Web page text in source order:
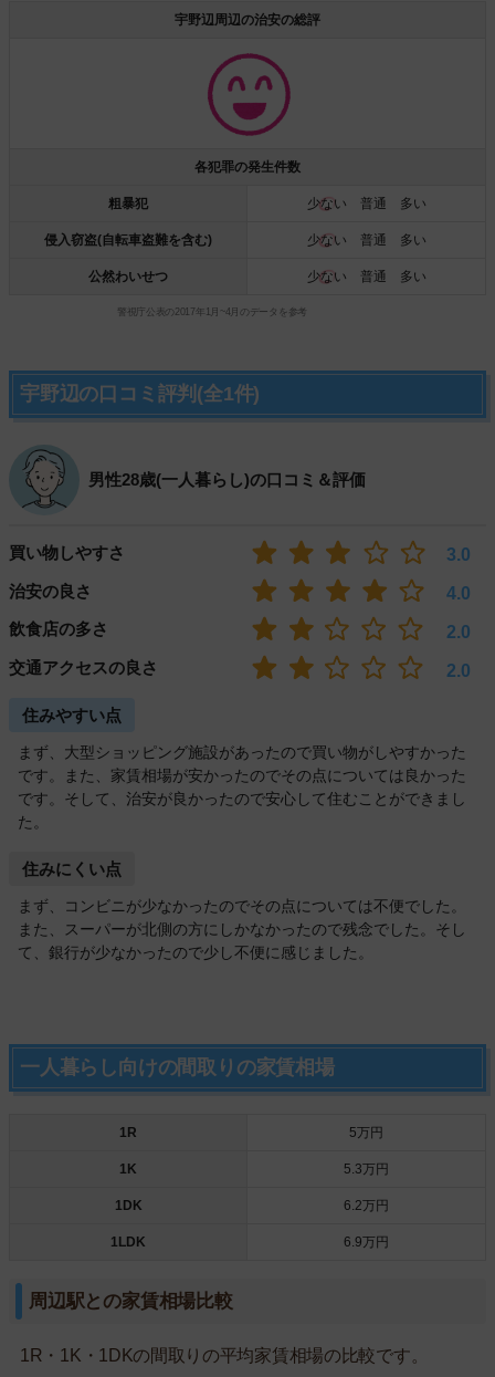
宇野辺周辺の治安の総評
各犯罪の発生件数
粗暴犯 少ない 普通 多い
侵入窃盗(自転車盗難を含む) 少ない 普通 多い
公然わいせつ 少ない 普通 多い
警視庁公表の2017年1月~4月のデータを参考
宇野辺の口コミ評判(全1件)
男性28歳(一人暮らし)の口コミ＆評価
買い物しやすさ
3.0
治安の良さ
4.0
飲食店の多さ
2.0
交通アクセスの良さ
2.0
住みやすい点
まず、大型ショッピング施設があったので買い物がしやすかった
です。また、家賃相場が安かったのでその点については良かった
です。そして、治安が良かったので安心して住むことができまし
た。
住みにくい点
まず、コンビニが少なかったのでその点については不便でした。
また、スーパーが北側の方にしかなかったので残念でした。そし
て、銀行が少なかったので少し不便に感じました。
一人暮らし向けの間取りの家賃相場
1R 5万円
1K 5.3万円
1DK 6.2万円
1LDK 6.9万円
周辺駅との家賃相場比較
1R・1K・1DKの間取りの平均家賃相場の比較です。